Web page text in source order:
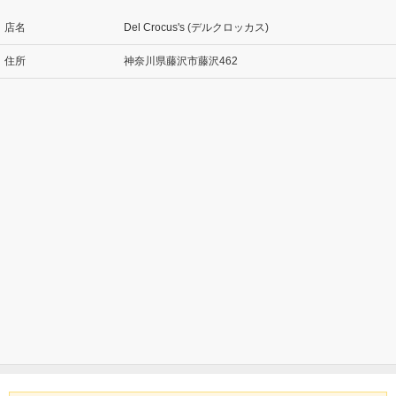
店名 Del Crocus's (デルクロッカス)
住所 神奈川県藤沢市藤沢462